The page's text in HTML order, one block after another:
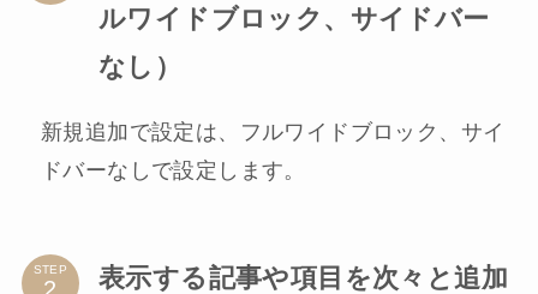
ルワイドブロック、サイドバー
なし）
新規追加で設定は、フルワイドブロック、サイ
ドバーなしで設定します。
STEP
表示する記事や項目を次々と追加